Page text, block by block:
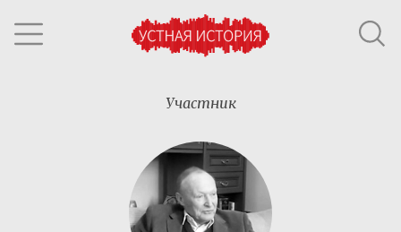
Участник